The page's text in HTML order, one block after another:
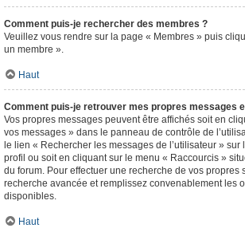
Comment puis-je rechercher des membres ?
Veuillez vous rendre sur la page « Membres » puis
un membre ».
Haut
Comment puis-je retrouver mes propres messages
Vos propres messages peuvent être affichés soit en
vos messages » dans le panneau de contrôle de
le lien « Rechercher les messages de l’utilisateur »
profil ou soit en cliquant sur le menu « Raccourcis »
du forum. Pour effectuer une recherche de vos propres
recherche avancée et remplissez convenablement les
disponibles.
Haut